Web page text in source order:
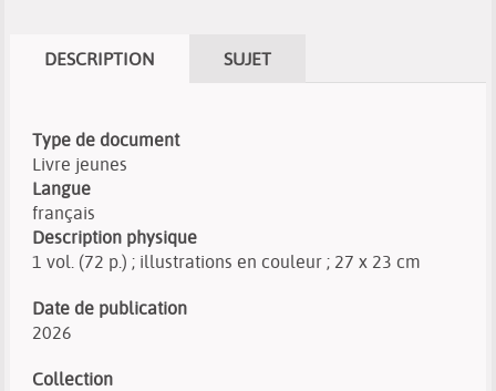
DESCRIPTION SUJET
Type de document
Livre jeunes
Langue
français
Description physique
1 vol. (72 p.) ; illustrations en couleur ; 27 x 23 cm
Date de publication
2026
Collection